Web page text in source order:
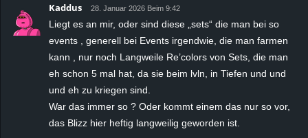
Kaddus 28. Januar 2026 Beim 9:42
Liegt es an mir, oder sind diese „sets“ die man bei so
events , generell bei Events irgendwie, die man farmen
kann , nur noch Langweile Re’colors von Sets, die man
eh schon 5 mal hat, da sie beim lvln, in Tiefen und und
und eh zu kriegen sind.
War das immer so ? Oder kommt einem das nur so vor,
das Blizz hier heftig langweilig geworden ist.